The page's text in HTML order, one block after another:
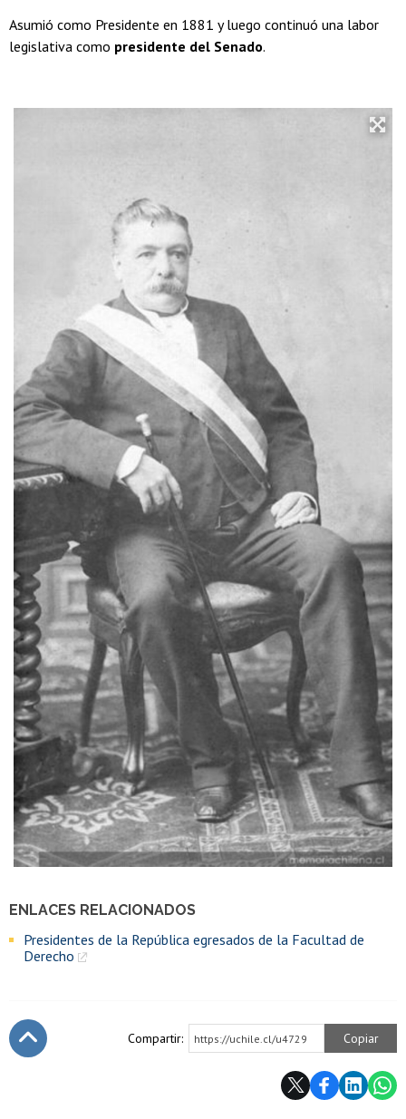
ENLACES RELACIONADOS
Presidentes de la República egresados de la Facultad de
Derecho
Asumió como Presidente en 1881 y luego continuó una labor
legislativa como presidente del Senado.
Compartir: https://uchile.cl/u4729 Copiar